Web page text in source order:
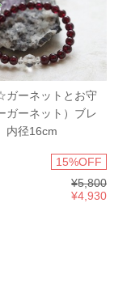
ガーネットとお守
ガーネット）ブレ
径16cm
15%OFF
¥5,800
¥4,930